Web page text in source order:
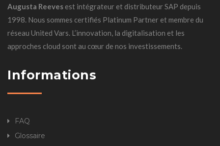
Augusta Reeves est intégrateur et distributeur SAP depuis
1998. Nous sommes certifiés Platinum Partner et membre du
réseau United Vars. L’innovation, la digitalisation et les
approches cloud sont au cœur de nos investissements.
Informations
FAQ
Glossaire